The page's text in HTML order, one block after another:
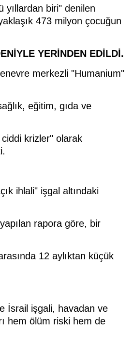
yıllardan biri" denilen
473 milyon çocuğun
YERİNDEN EDİLDİ.
merkezli "Humanium"
eğitim, gıda ve
krizler" olarak
ihlali" işgal altındaki
rapora göre, bir
12 aylıktan küçük
İsrail işgali, havadan ve
hem ölüm riski hem de